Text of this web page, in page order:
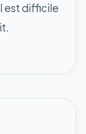
est difficile